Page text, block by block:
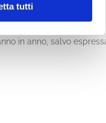
tutti
in anno, salvo